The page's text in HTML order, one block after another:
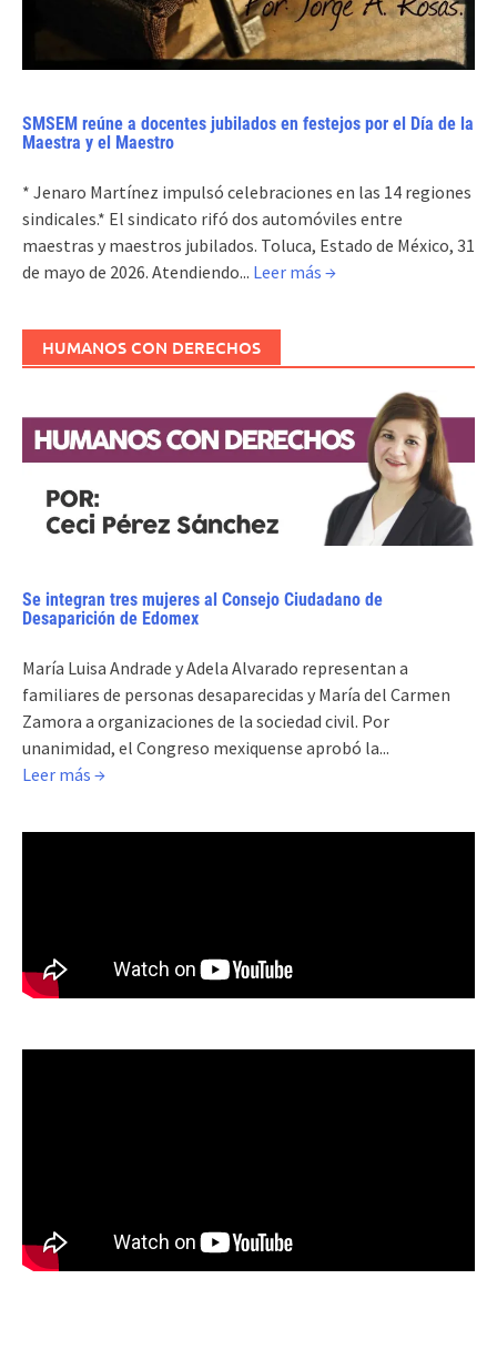
SMSEM reúne a docentes jubilados en festejos por el Día de la
Maestra y el Maestro
* Jenaro Martínez impulsó celebraciones en las 14 regiones
sindicales.* El sindicato rifó dos automóviles entre
maestras y maestros jubilados. Toluca, Estado de México, 31
de mayo de 2026. Atendiendo... Leer más →
HUMANOS CON DERECHOS
Se integran tres mujeres al Consejo Ciudadano de
Desaparición de Edomex
María Luisa Andrade y Adela Alvarado representan a
familiares de personas desaparecidas y María del Carmen
Zamora a organizaciones de la sociedad civil. Por
unanimidad, el Congreso mexiquense aprobó la...
Leer más →